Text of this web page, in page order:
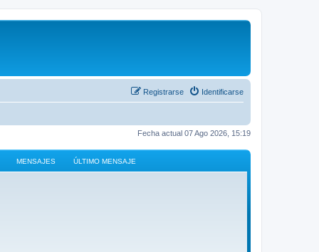
Identificarse
Registrarse
Fecha actual 07 Ago 2026, 15:19
MENSAJES ÚLTIMO MENSAJE